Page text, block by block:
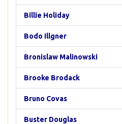
Billie Holiday
Bodo Illgner
Bronislaw Malinowski
Brooke Brodack
Bruno Covas
Buster Douglas